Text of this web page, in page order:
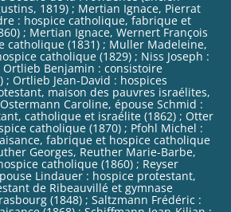
1819) ; Mertian Ignace, Pierrat
: hospice catholique, fabrique et
; Mertian Ignace, Wernert François
catholique (1831) ; Muller Madeleine,
catholique (1829) ; Niss Joseph :
Ortlieb Benjamin : consistoire
; Ortlieb Jean-David : hospices
maison des pauvres israélites,
Caroline, épouse Schmid :
catholique et israélite (1862) ; Otter
catholique (1870) ; Pfohl Michel :
fabrique et hospice catholique
Georges, Reuther Marie-Barbe,
catholique (1860) ; Reyser
Lindauer : hospice protestant,
de Ribeauvillé et gymnase
(1848) ; Saltzmann Frédéric :